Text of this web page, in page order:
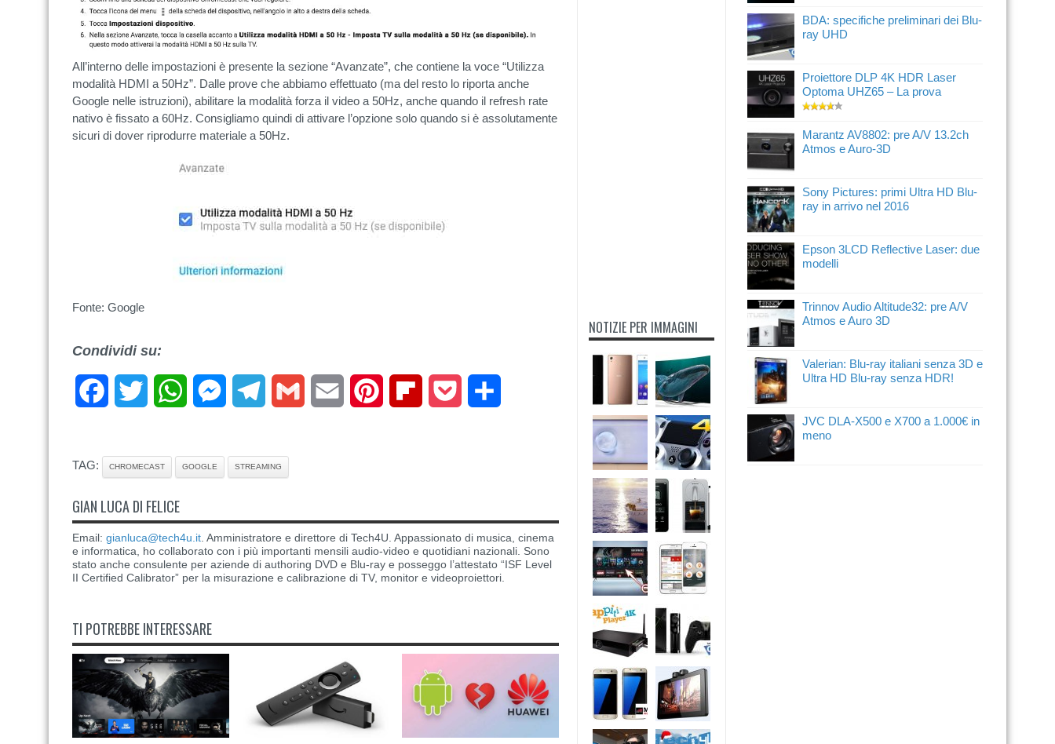
All’interno delle impostazioni è presente la sezione “Avanzate”, che contiene la voce “Utilizza
modalità HDMI a 50Hz”. Dalle prove che abbiamo effettuato (ma del resto lo riporta anche
Google nelle istruzioni), abilitare la modalità forza il video a 50Hz, anche quando il refresh rate
nativo è fissato a 60Hz. Consigliamo quindi di attivare l’opzione solo quando si è assolutamente
sicuri di dover riprodurre materiale a 50Hz.
Fonte: Google
Condividi su:
FacebookTwitter WhatsAppMessengerTelegramGmail Email Pinterest FlipboardPocket
TAG: CHROMECAST GOOGLE STREAMING
GIAN LUCA DI FELICE
Email: gianluca@tech4u.it . Amministratore e direttore di Tech4U. Appassionato di musica, cinema
e informatica, ho collaborato con i più importanti mensili audio-video e quotidiani nazionali. Sono
stato anche consulente per aziende di authoring DVD e Blu-ray e posseggo l’attestato “ISF Level
II Certified Calibrator” per la misurazione e calibrazione di TV, monitor e videoproiettori.
TI POTREBBE INTERESSARE
NOTIZIE PER IMMAGINI
BDA: specifiche preliminari dei Blu-
ray UHD
Proiettore DLP 4K HDR Laser
Optoma UHZ65 – La prova
Marantz AV8802: pre A/V 13.2ch
Atmos e Auro-3D
Sony Pictures: primi Ultra HD Blu-
ray in arrivo nel 2016
Epson 3LCD Reflective Laser: due
modelli
Trinnov Audio Altitude32: pre A/V
Atmos e Auro 3D
Valerian: Blu-ray italiani senza 3D e
Ultra HD Blu-ray senza HDR!
JVC DLA-X500 e X700 a 1.000€ in
meno